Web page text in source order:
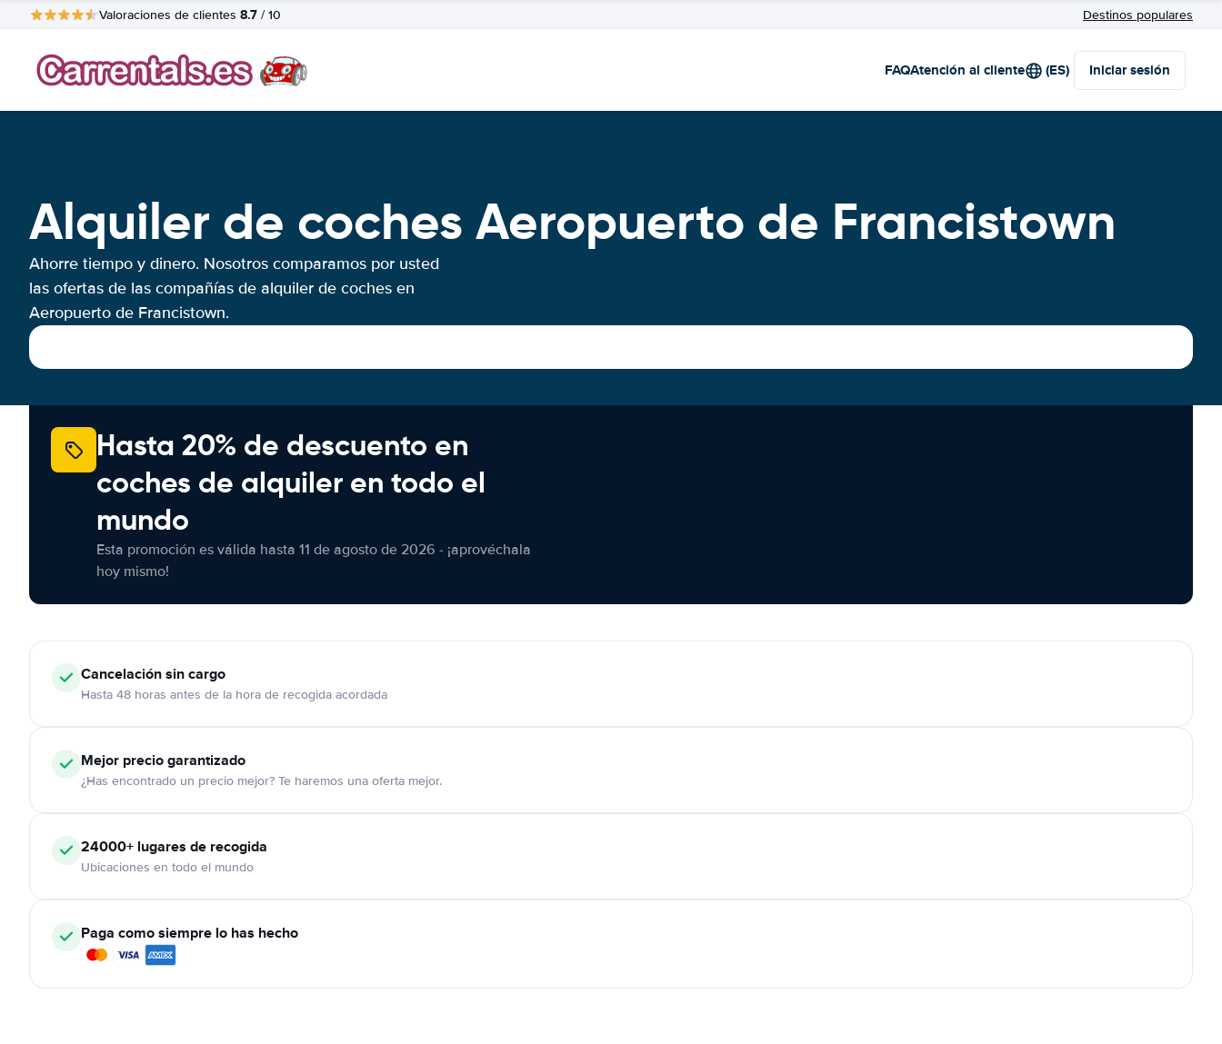
Valoraciones de clientes 8.7 / 10 Destinos populares
FAQAtención al cliente (ES) Iniciar sesión
Alquiler de coches Aeropuerto de Francistown
Ahorre tiempo y dinero. Nosotros comparamos por usted
las ofertas de las compañías de alquiler de coches en
Aeropuerto de Francistown.
Hasta 20% de descuento en
coches de alquiler en todo el
mundo
Esta promoción es válida hasta 11 de agosto de 2026 - ¡aprovéchala
hoy mismo!
Cancelaciónsin cargo
Hasta 48 horas antes de la hora de recogida acordada
Mejor precio garantizado
¿Has encontrado un precio mejor? Te haremos una oferta mejor.
24000+ lugares de recogida
Ubicaciones en todo el mundo
Paga como siempre lo has hecho